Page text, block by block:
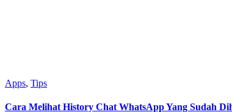
Apps, Tips
Cara Melihat History Chat WhatsApp Yang Sudah